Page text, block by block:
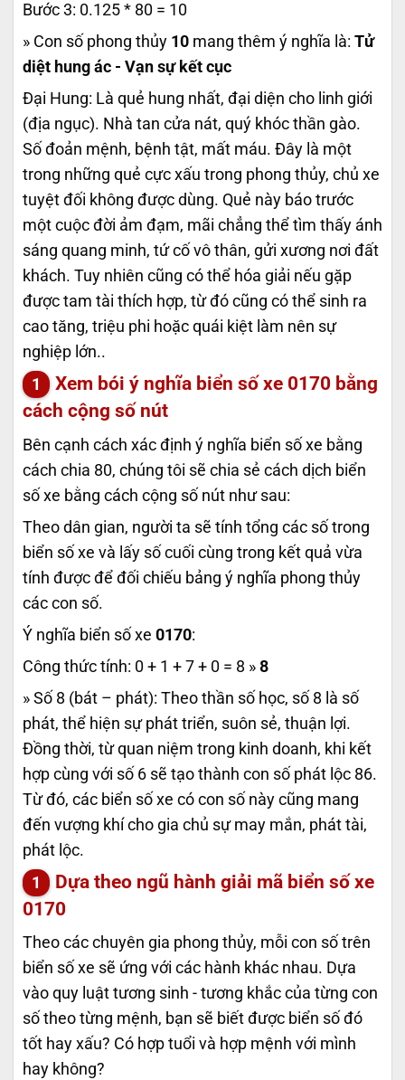
Bước 3: 0.125 * 80 = 10
» Con số phong thủy 10 mang thêm ý nghĩa là: Tử
diệt hung ác - Vạn sự kết cục
Đại Hung: Là quẻ hung nhất, đại diện cho linh giới
(địa ngục). Nhà tan cửa nát, quý khóc thần gào.
Số đoản mệnh, bệnh tật, mất máu. Đây là một
trong những quẻ cực xấu trong phong thủy, chủ xe
tuyệt đối không được dùng. Quẻ này báo trước
một cuộc đời ảm đạm, mãi chẳng thể tìm thấy ánh
sáng quang minh, tứ cố vô thân, gửi xương nơi đất
khách. Tuy nhiên cũng có thể hóa giải nếu gặp
được tam tài thích hợp, từ đó cũng có thể sinh ra
cao tăng, triệu phi hoặc quái kiệt làm nên sự
nghiệp lớn..
Xem bói ý nghĩa biển số xe 0170 bằng
cách cộng số nút
Bên cạnh cách xác định ý nghĩa biển số xe bằng
cách chia 80, chúng tôi sẽ chia sẻ cách dịch biển
số xe bằng cách cộng số nút như sau:
Theo dân gian, người ta sẽ tính tổng các số trong
biển số xe và lấy số cuối cùng trong kết quả vừa
tính được để đối chiếu bảng ý nghĩa phong thủy
các con số.
Ý nghĩa biển số xe 0170:
Công thức tính: 0 + 1 + 7 + 0 = 8 » 8
» Số 8 (bát – phát): Theo thần số học, số 8 là số
phát, thể hiện sự phát triển, suôn sẻ, thuận lợi.
Đồng thời, từ quan niệm trong kinh doanh, khi kết
hợp cùng với số 6 sẽ tạo thành con số phát lộc 86.
Từ đó, các biển số xe có con số này cũng mang
đến vượng khí cho gia chủ sự may mắn, phát tài,
phát lộc.
Dựa theo ngũ hành giải mã biển số xe
0170
Theo các chuyên gia phong thủy, mỗi con số trên
biển số xe sẽ ứng với các hành khác nhau. Dựa
vào quy luật tương sinh - tương khắc của từng con
số theo từng mệnh, bạn sẽ biết được biển số đó
tốt hay xấu? Có hợp tuổi và hợp mệnh với mình
hay không?